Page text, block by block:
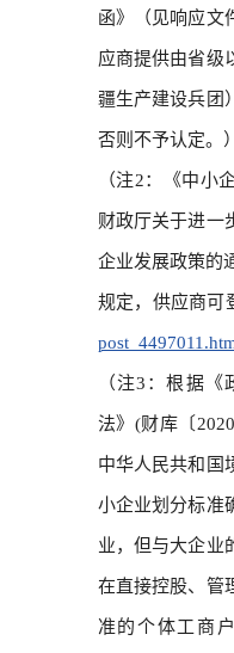
函》（见响应文
应商提供由省级
疆生产建设兵团
否则不予认定。）
（注2：《中小
财政厅关于进一
企业发展政策的
规定，供应商可
（注3：根据
法》(财库〔
中华人民共和国
小企业划分标准
业，但与大企业
在直接控股、管
准的个体工商